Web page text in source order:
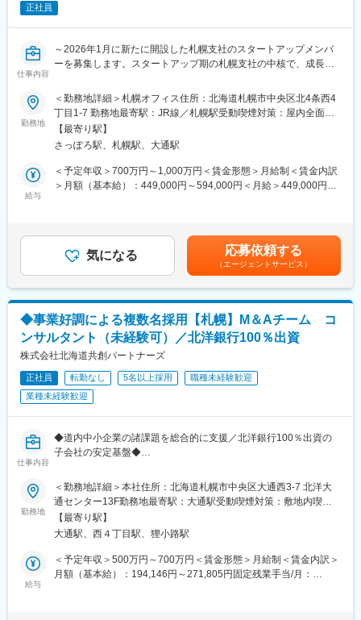
■このポジションの魅力：
・札幌勤務でありながら、東京本社と同レベルの研修・仕事が得
られます。東京メンバーとの共同プロジェクトにアサインされる
機会もあり、場所にとらわれず高度なナレッジを吸収可能です。
・クロージングまでの「専門実務」を一貫して経験できます。
き、市場価値の高い専門的なスキルが身につきます。
・未経験歓迎。必要な専門知識は入社後の研修とOJTで習得し、
着実にプロフェッショナルを目指せる体制があります。
【3年目までのロードマップ】
未経験からでも着実にステップアップし、将来の自分を想像でき
・創業55年の安定基盤がありながら、年次や役職に関わらず意見
を言いやすいフラットな企業文化で、積極的に声を上げることが
歓迎される環境です。
・東京メンバーとの共同プロジェクトや実践的なOJTを通じ、高
度なナレッジを直に吸収。札幌にいながら、都心と変わらないス
ピード感でキャリアを磨ける環境です。
・2026年3月にヒューリックスクエア札幌（地下鉄南北線「さっ
ぽろ駅」徒歩1分）へ移転予定。好立地の新しいオフィスで働けま
す。
正社員
仕事内容
～2026年1月に新たに開設した札幌支社のスタートアップメンバ
ーを募集します。スタートアップ期の札幌支社の中核で、成長・
す。～
■業務内容：
札幌支社におけるM&Aアドバイザリー業務全般をお任せします。
クライアントは中小企業から上場企業まで多岐にわたり、幅広い
案件に携わることが可能です。ソーシングよりもエクゼキューシ
ョンが中心となります。
お任せします。
・財務デューデリジェンスを主に担うメンバー・他部署と連動し
て、DDにも携わるチャンスがあります。
を期待しています。
■案件のルート／業界：
・紹介ルート：金融機関からの紹介が7割、自社他部署（税務顧問
先等）からの紹介が3割。
・案件比率：中小企業の「FA案件・仲介案件」が6割、中堅・上
場企業の「FA案件」が4割。
■このポジションの魅力：
量を持って戦略を立て案件をリードすることができます。
・上場企業や中小企業のFA案件、仲介案件とどちらにも携わるこ
とが可能です。どちらか一方に偏ることなく、両面の経験を積む
ことでコンサルタントとして市場価値を高めることができます。
■雰囲気について：
・創業55年の安定基盤がありながら、年次や役職に関わらず意見
勤務地
＜勤務地詳細＞札幌オフィス住所：北海道札幌市中央区北4条西4
丁目1-7 勤務地最寄駅：JR線／札幌駅受動喫煙対策：屋内全面禁
煙【最寄り駅】
さっぽろ駅、札幌駅、大通駅
給与
＜予定年収＞700万円～1,000万円＜賃金形態＞月給制＜賃金内訳
＞月額（基本給）：449,000円～594,000円＜月給＞449,000円～
あり、選考を通じて上下する可能性があります。月給(月額)は固定
手当を含めた表記です。
気になる 応募依頼する
（エージェントサービス）
◆事業好調による複数名採用【札幌】M＆Aチーム コ
ンサルタント（未経験可）／北洋銀行100％出資
株式会社北海道共創パートナーズ
正社員 転勤なし 5名以上採用
職種未経験歓迎
業種未経験歓迎
仕事内容
◆道内中小企業の諸課題を総合的に支援／北洋銀行100％出資の
子会社の安定基盤◆
＜業務詳細＞
●チーム概要
・当チームは、道内リーディングバンクのM＆A部門として、承継
全般に対するクライアントの経営課題解決を支援する承継総合コ
ンサルティングのプロフェッショナル集団を目指しています。
・経営・資産承継コンサルティング、M＆Aコンサルティングに加
え、道内企業の円滑な事業承継と更なる企業発展の実現に貢献す
勤務地
＜勤務地詳細＞本社住所：北海道札幌市中央区大通西3-7 北洋大
通センター13F勤務地最寄駅：大通駅受動喫煙対策：敷地内喫煙
可能場所あり
【最寄り駅】
大通駅、西４丁目駅、狸小路駅
給与
＜予定年収＞500万円～700万円＜賃金形態＞月給制＜賃金内訳＞
月額（基本給）：194,146円～271,805円固定残業手当/月：